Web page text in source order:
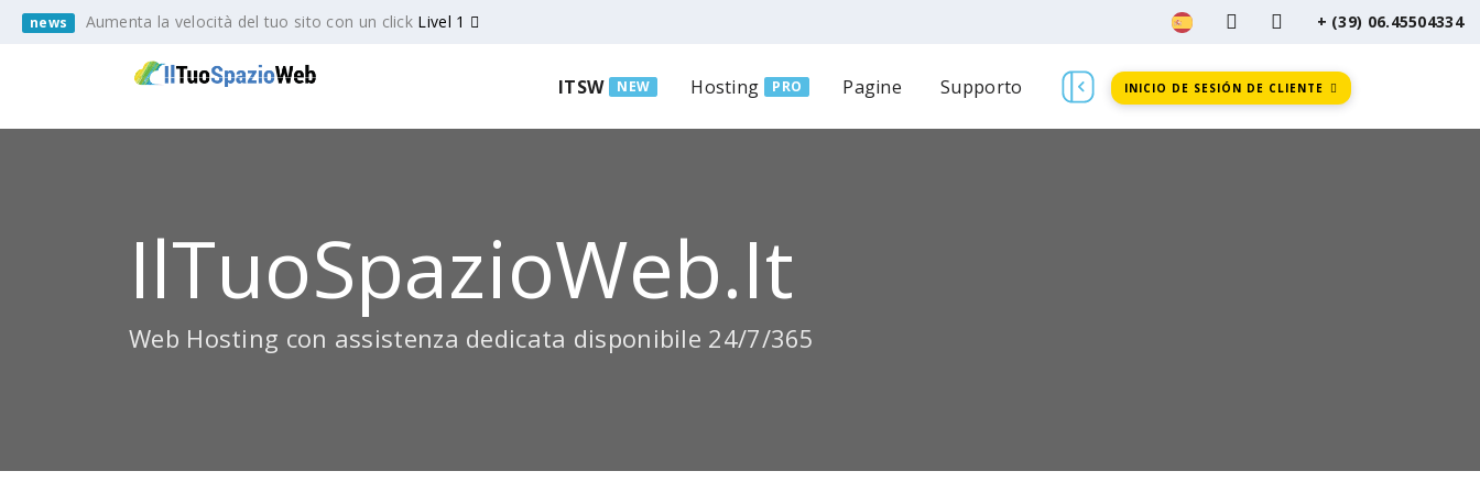
news Aumenta la velocità del tuo sito con un click Livel 1 + (39) 06.45504334
ITSW NEW Hosting PRO Pagine Supporto INICIO DE SESIÓN DE CLIENTE
IlTuoSpazioWeb.it
Web Hosting con assistenza dedicata disponibile 24/7/365